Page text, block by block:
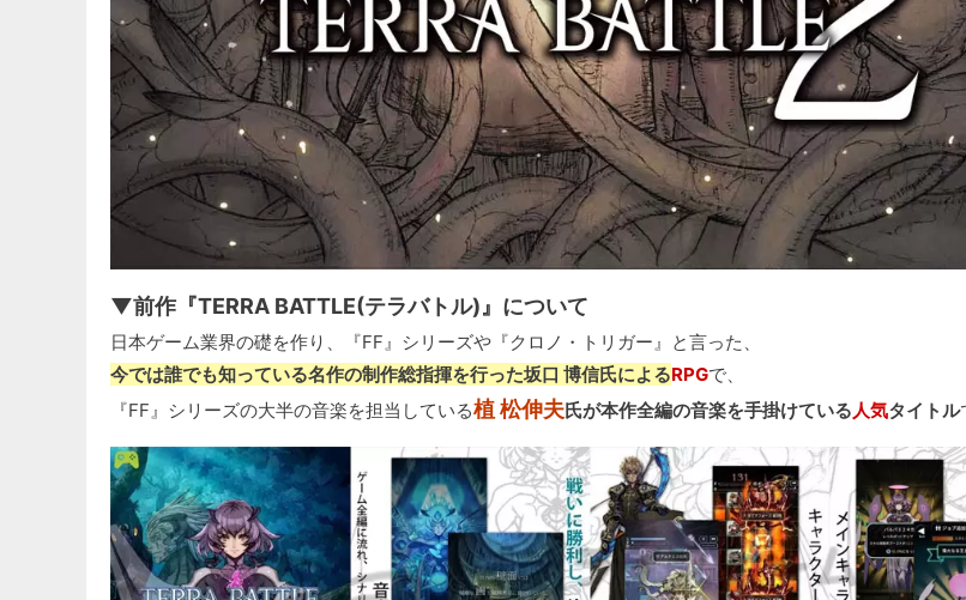
▼前作『TERRA BATTLE(テラバトル)』について
日本ゲーム業界の礎を作り、『FF』シリーズや『クロノ・トリガー』と言った、
今では誰でも知っている名作の制作総指揮を行った坂口 博信氏によるRPGで、
『FF』シリーズの大半の音楽を担当している植 松伸夫氏が本作全編の音楽を手掛けている人気タイトル